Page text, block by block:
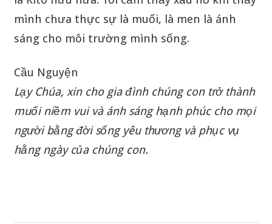
mình chưa thực sự là muối, là men là ánh
sáng cho môi trường mình sống.
Cầu Nguyện
Lạy Chúa, xin cho gia đình chúng con trở thành
muối niềm vui và ánh sáng hạnh phúc cho mọi
người bằng đời sống yêu thương và phục vụ
hằng ngày của chúng con.